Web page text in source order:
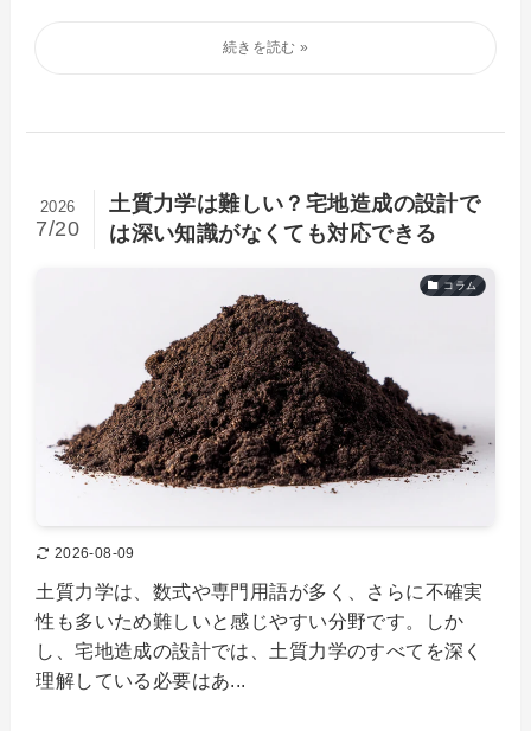
土質力学は難しい？宅地造成の設計で
は深い知識がなくても対応できる
2026
7/20
コラム
2026-08-09
土質力学は、数式や専門用語が多く、さらに不確実
性も多いため難しいと感じやすい分野です。しか
し、宅地造成の設計では、土質力学のすべてを深く
理解している必要はあ...